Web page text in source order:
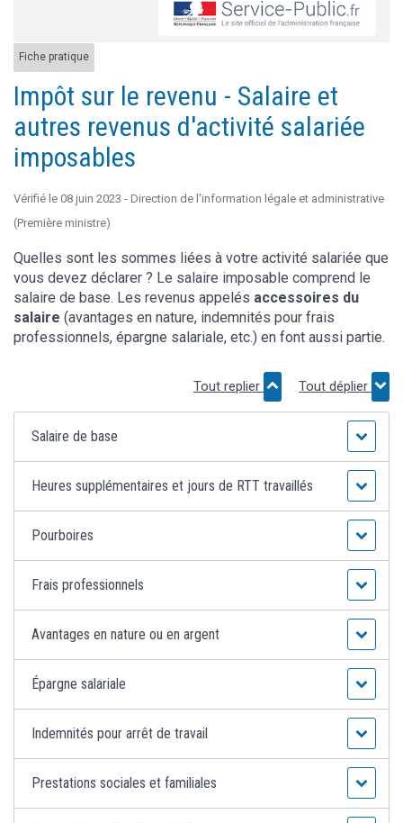
Fiche pratique
Impôt sur le revenu - Salaire et
autres revenus d'activité salariée
imposables
Vérifié le 08 juin 2023 - Direction de l'information légale et administrative
(Première ministre)
Quelles sont les sommes liées à votre activité salariée que
vous devez déclarer ? Le salaire imposable comprend le
salaire de base. Les revenus appelés accessoires du
salaire (avantages en nature, indemnités pour frais
professionnels, épargne salariale, etc.) en font aussi partie.
Tout replier Tout déplier
Salaire de base
Heures supplémentaires et jours de RTT travaillés
Pourboires
Frais professionnels
Avantages en nature ou en argent
Épargne salariale
Indemnités pour arrêt de travail
Prestations sociales et familiales